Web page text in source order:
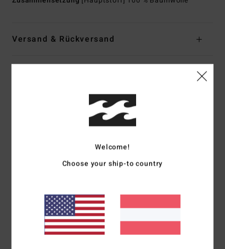
Versand & Rückversand
Durchschnittliche Bewertung
5.0/5
Komfort
5.0
Preis-Leistungs-Verhältnis
5.0
Welcome!
Choose your ship-to country